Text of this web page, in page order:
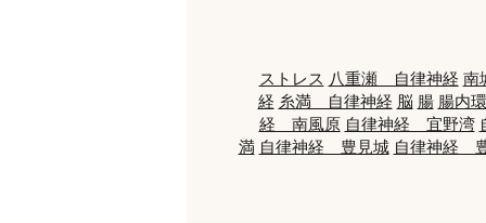
ストレス 八重瀬 自律神経 南
経 糸満 自律神経 脳 腸 腸内
経 南風原 自律神経 宜野湾
満 自律神経 豊見城 自律神経